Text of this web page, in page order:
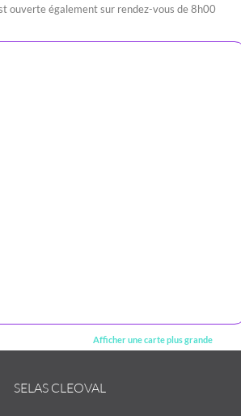
ouverte également sur rendez-vous de 8h00
Afficher une carte plus grande
SELAS CLEOVAL